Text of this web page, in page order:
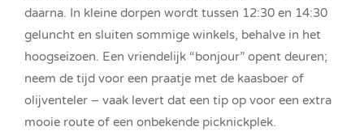
daarna. In kleine dorpen wordt tussen 12:30 en 14:30
geluncht en sluiten sommige winkels, behalve in het
hoogseizoen. Een vriendelijk “bonjour” opent deuren;
neem de tijd voor een praatje met de kaasboer of
olijventeler – vaak levert dat een tip op voor een extra
mooie route of een onbekende picknickplek.